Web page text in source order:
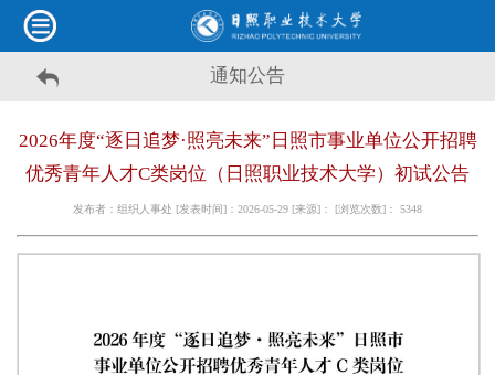
通知公告
2026年度“逐日追梦·照亮未来”日照市事业单位公开招聘
优秀青年人才C类岗位（日照职业技术大学）初试公告
发布者：组织人事处 [发表时间]：2026-05-29 [来源]： [浏览次数]： 5348